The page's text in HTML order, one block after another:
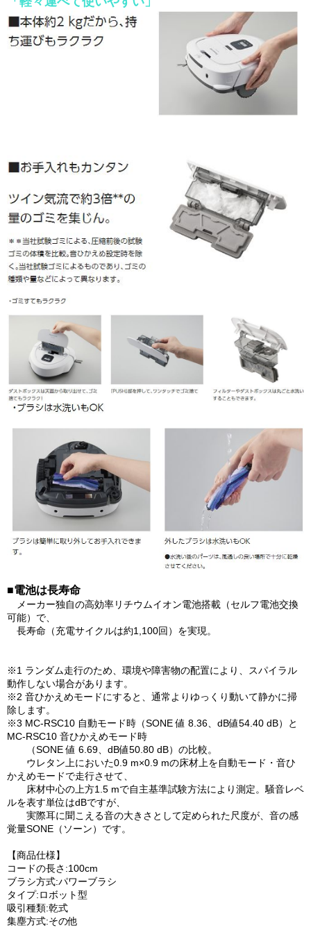
■電池は長寿命
メーカー独自の高効率リチウムイオン電池搭載（セルフ電池交換
可能）で、
長寿命（充電サイクルは約1,100回）を実現。
※1 ランダム走行のため、環境や障害物の配置により、スパイラル
動作しない場合があります。
※2 音ひかえめモードにすると、通常よりゆっくり動いて静かに掃
除します。
※3 MC-RSC10 自動モード時（SONE 値 8.36、dB値54.40 dB）と
MC-RSC10 音ひかえめモード時
（SONE 値 6.69、dB値50.80 dB）の比較。
ウレタン上においた0.9 m×0.9 mの床材上を自動モード・音ひ
かえめモードで走行させて、
床材中心の上方1.5 mで自主基準試験方法により測定。騒音レベ
ルを表す単位はdBですが、
実際耳に聞こえる音の大きさとして定められた尺度が、音の感
覚量SONE（ソーン）です。
【商品仕様】
コードの長さ:100cm
ブラシ方式:パワーブラシ
タイプ:ロボット型
吸引種類:乾式
集塵方式:その他